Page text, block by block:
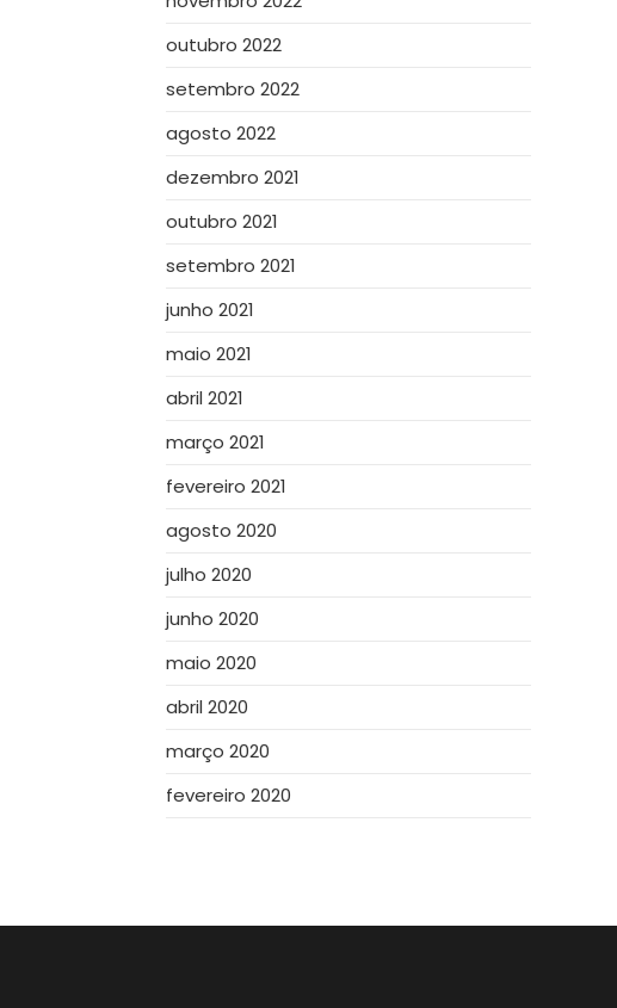
outubro 2022
setembro 2022
agosto 2022
dezembro 2021
outubro 2021
setembro 2021
junho 2021
maio 2021
abril 2021
março 2021
fevereiro 2021
agosto 2020
julho 2020
junho 2020
maio 2020
abril 2020
março 2020
fevereiro 2020